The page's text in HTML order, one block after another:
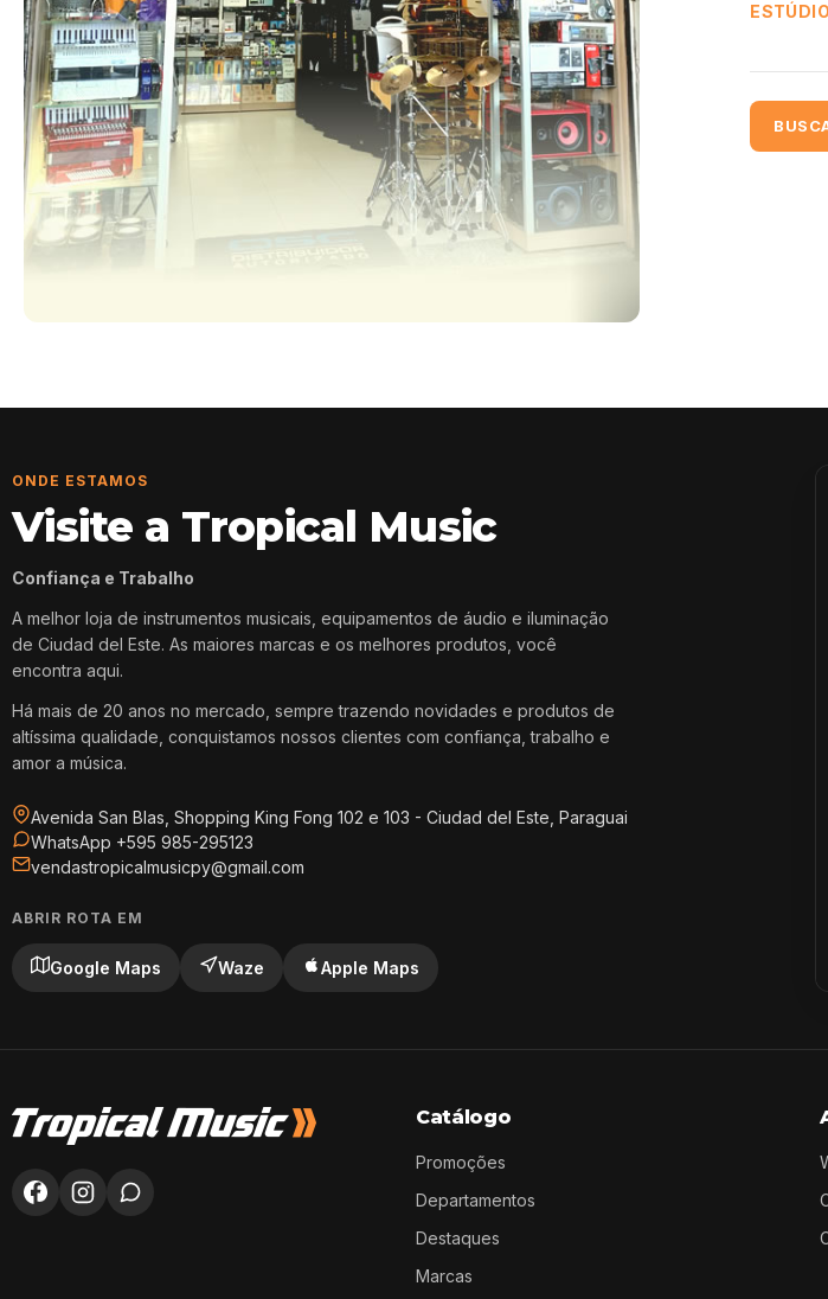
ONDE ESTAMOS
Visite a Tropical Music
Confiança e Trabalho
A melhor loja de instrumentos musicais, equipamentos de áudio e iluminação
de Ciudad del Este. As maiores marcas e os melhores produtos, você
encontra aqui.
Há mais de 20 anos no mercado, sempre trazendo novidades e produtos de
altíssima qualidade, conquistamos nossos clientes com confiança, trabalho e
amor a música.
Avenida San Blas, Shopping King Fong 102 e 103 - Ciudad del Este, Paraguai
WhatsApp +595 985-295123
vendastropicalmusicpy@gmail.com
ABRIR ROTA EM
Google Maps Waze Apple Maps
Catálogo
Promoções
Departamentos
Destaques
Marcas